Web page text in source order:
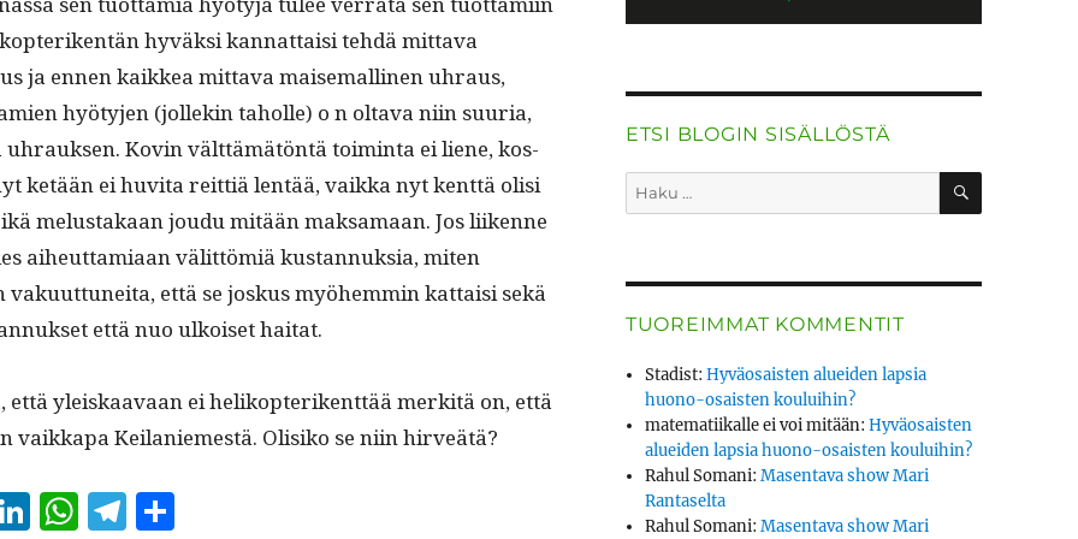
hyväk­si kan­nat­taisi tehdä mit­ta­va
ja ennen kaikkea mit­ta­va maise­malli­nen uhraus,
hyö­ty­jen (jollekin taholle) o n olta­va niin suuria,
uhrauk­sen. Kovin vält­tämätön­tä toim­inta ei liene, kos­
ketään ei huvi­ta reit­tiä lentää, vaik­ka nyt kent­tä olisi
melus­takaan joudu mitään mak­samaan. Jos liikenne
aiheut­tami­aan välit­tömiä kus­tan­nuk­sia, miten
että se joskus myöhem­min kat­taisi sekä
että nuo ulkoiset haitat.
että yleiskaavaan ei helikopterikent­tää merk­itä on, että
vaikka­pa Keilaniemestä. Olisiko se niin hirveätä?
Li W T S
ETSI BLOGIN SISÄLLÖSTÄ
Etsi: HAKU
TUOREIMMAT KOMMENTIT
Stadist:Hyväosaisten alueiden lapsia
huono-osaisten kouluihin?
matematiikalle ei voi mitään:Hyväosaisten
alueiden lapsia huono-osaisten kouluihin?
Rahul Somani:Masentava show Mari
Rantaselta
Rahul Somani:Masentava show Mari